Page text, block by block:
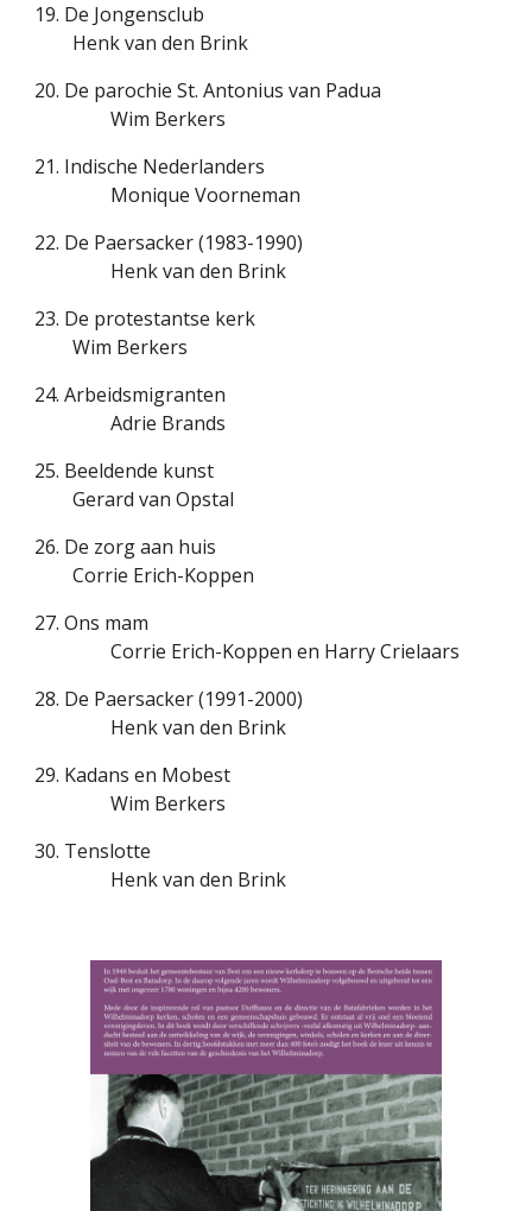
19. De Jongensclub
Henk van den Brink
20. De parochie St. Antonius van Padua
Wim Berkers
21. Indische Nederlanders
Monique Voorneman
22. De Paersacker (1983-1990)
Henk van den Brink
23. De protestantse kerk
Wim Berkers
24. Arbeidsmigranten
Adrie Brands
25. Beeldende kunst
Gerard van Opstal
26. De zorg aan huis
Corrie Erich-Koppen
27. Ons mam
Corrie Erich-Koppen en Harry Crielaars
28. De Paersacker (1991-2000)
Henk van den Brink
29. Kadans en Mobest
Wim Berkers
30. Tenslotte
Henk van den Brink